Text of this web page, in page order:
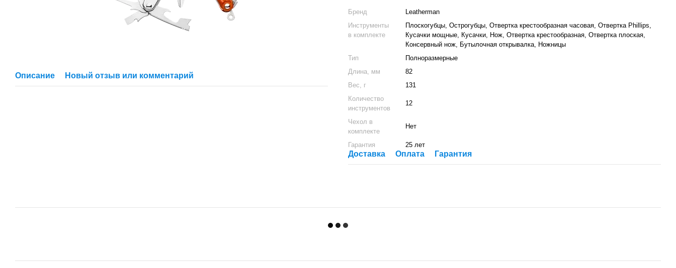
Описание Новый отзыв или комментарий
Бренд
Leatherman
Инструменты
в комплекте
Плоскогубцы, Острогубцы, Отвертка крестообразная часовая, Отвертка Phillips,
Кусачки мощные, Кусачки, Нож, Отвертка крестообразная, Отвертка плоская,
Консервный нож, Бутылочная открывалка, Ножницы
Тип
Полноразмерные
Длина, мм
82
Вес, г
131
Количество
инструментов
12
Чехол в
комплекте
Нет
Гарантия 25 лет
Доставка Оплата Гарантия